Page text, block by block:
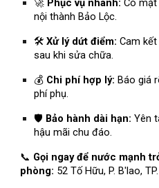
nội thành Bảo Lộc.
🛠Xử lý dứt điểm: Cam
sau khi sửa chữa.
💰 Chi phí hợp lý: Báo giá
phí phụ.
🛡 Bảo hành dài hạn: Yên
hậu mãi chu đáo.
📞 Gọi ngay để nước mạnh
phòng: 52 Tố Hữu, P. B'lao,